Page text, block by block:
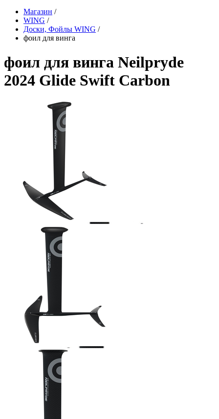
Магазин /
WING /
Доски, Фойлы WING /
фоил для винга
фоил для винга Neilpryde
2024 Glide Swift Carbon